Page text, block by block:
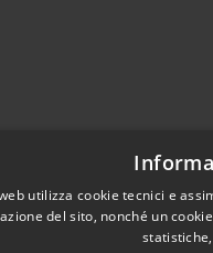
utilizza cookie tecnici e
del sito, nonché un